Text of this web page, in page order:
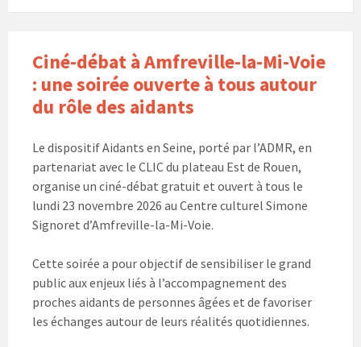
Ciné-débat à Amfreville-la-Mi-Voie
: une soirée ouverte à tous autour
du rôle des aidants
Le dispositif Aidants en Seine, porté par l’ADMR, en
partenariat avec le CLIC du plateau Est de Rouen,
organise un ciné-débat gratuit et ouvert à tous le
lundi 23 novembre 2026 au Centre culturel Simone
Signoret d’Amfreville-la-Mi-Voie.
Cette soirée a pour objectif de sensibiliser le grand
public aux enjeux liés à l’accompagnement des
proches aidants de personnes âgées et de favoriser
les échanges autour de leurs réalités quotidiennes.